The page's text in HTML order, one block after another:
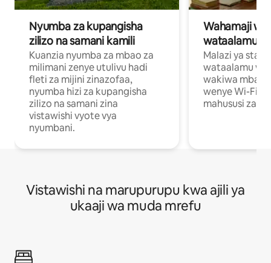
Nyumba za kupangisha
zilizo na samani kamili
Kuanzia nyumba za mbao za
milimani zenye utulivu hadi
fleti za mijini zinazofaa,
nyumba hizi za kupangisha
zilizo na samani zina
vistawishi vyote vya
nyumbani.
Wahamaji
wataalamu
Malazi ya
wataalamu
wakiwa mbali
wenye Wi-Fi
mahususi za
Vistawishi na marupurupu kwa ajili ya
ukaaji wa muda mrefu